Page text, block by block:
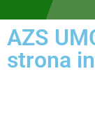
AZS
strona